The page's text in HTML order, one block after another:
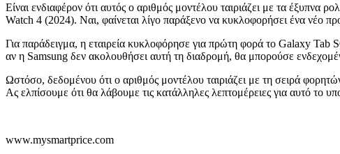
Είναι ενδιαφέρον ότι αυτός ο αριθμός μοντέλου ταιριάζει με τα
Watch 4 (2024). Ναι, φαίνεται λίγο παράξενο να κυκλοφορήσει ένα νέο
Για παράδειγμα, η εταιρεία κυκλοφόρησε για πρώτη φορά το Galaxy
αν η Samsung δεν ακολουθήσει αυτή τη διαδρομή, θα μπορούσε
Ωστόσο, δεδομένου ότι ο αριθμός μοντέλου ταιριάζει με τη σειρά
Ας ελπίσουμε ότι θα λάβουμε τις κατάλληλες λεπτομέρειες για αυτό το
www.mysmartprice.com